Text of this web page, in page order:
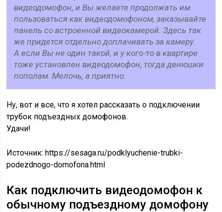
видеодомофон, и Вы желаете продолжать им
пользоваться как видеодомофоном, заказывайте
панель со встроенной видеокамерой. Здесь так
же придется отдельно доплачивать за камеру.
А если Вы не один такой, и у кого-то в квартире
тоже установлен видеодомофон, тогда денюшки
пополам. Мелочь, а приятно.
Ну, вот и все, что я хотел рассказать о подключении
трубок подъездных домофонов.
Удачи!
Источник:https://sesaga.ru/podklyuchenie-trubki-
podezdnogo-domofona.html
Как подключить видеодомофон к
обычному подъездному домофону